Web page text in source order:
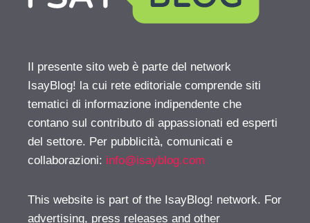
Il presente sito web è parte del network
IsayBlog! la cui rete editoriale comprende siti
tematici di informazione indipendente che
contano sul contributo di appassionati ed esperti
del settore. Per pubblicità, comunicati e
collaborazioni: info@isayblog.com
This website is part of the IsayBlog! network. For
advertising, press releases and other